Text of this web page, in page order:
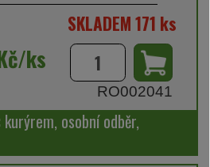
SKLADEM 171 ks
ks
RO002041
kurýrem, osobní odběr,